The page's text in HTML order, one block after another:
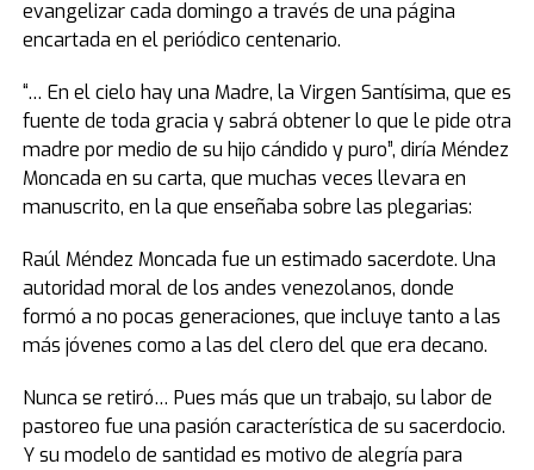
evangelizar cada domingo a través de una página
encartada en el periódico centenario.
“… En el cielo hay una Madre, la Virgen Santísima, que es
fuente de toda gracia y sabrá obtener lo que le pide otra
madre por medio de su hijo cándido y puro”, diría Méndez
Moncada en su carta, que muchas veces llevara en
manuscrito, en la que enseñaba sobre las plegarias:
Raúl Méndez Moncada fue un estimado sacerdote. Una
autoridad moral de los andes venezolanos, donde
formó a no pocas generaciones, que incluye tanto a las
más jóvenes como a las del clero del que era decano.
Nunca se retiró… Pues más que un trabajo, su labor de
pastoreo fue una pasión característica de su sacerdocio.
Y su modelo de santidad es motivo de alegría para